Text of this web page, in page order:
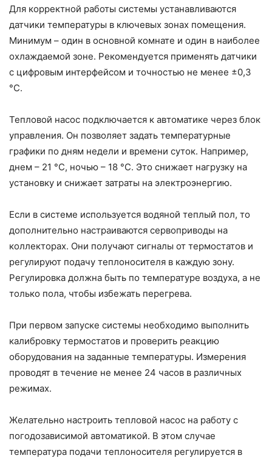
Для корректной работы системы устанавливаются
датчики температуры в ключевых зонах помещения.
Минимум – один в основной комнате и один в наиболее
охлаждаемой зоне. Рекомендуется применять датчики
с цифровым интерфейсом и точностью не менее ±0,3
°C.
Тепловой насос подключается к автоматике через блок
управления. Он позволяет задать температурные
графики по дням недели и времени суток. Например,
днем – 21 °C, ночью – 18 °C. Это снижает нагрузку на
установку и снижает затраты на электроэнергию.
Если в системе используется водяной теплый пол, то
дополнительно настраиваются сервоприводы на
коллекторах. Они получают сигналы от термостатов и
регулируют подачу теплоносителя в каждую зону.
Регулировка должна быть по температуре воздуха, а не
только пола, чтобы избежать перегрева.
При первом запуске системы необходимо выполнить
калибровку термостатов и проверить реакцию
оборудования на заданные температуры. Измерения
проводят в течение не менее 24 часов в различных
режимах.
Желательно настроить тепловой насос на работу с
погодозависимой автоматикой. В этом случае
температура подачи теплоносителя регулируется в